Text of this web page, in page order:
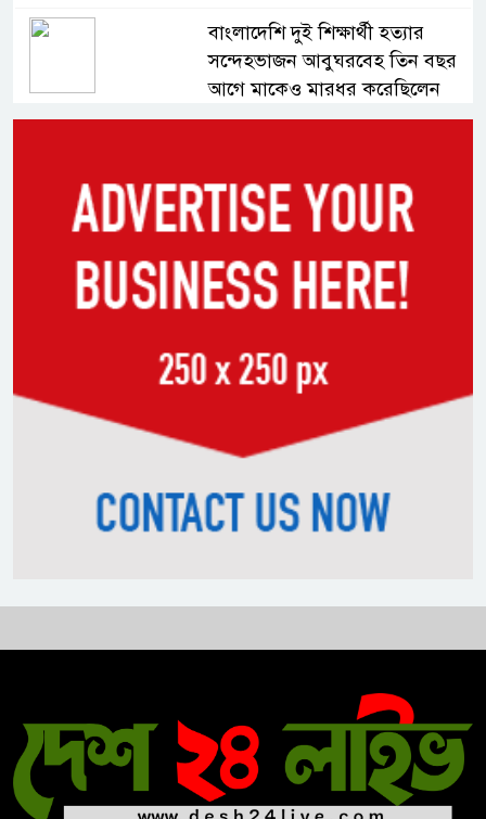
বাংলাদেশি দুই শিক্ষার্থী হত্যার
সন্দেহভাজন আবুঘরবেহ তিন বছর
আগে মাকেও মারধর করেছিলেন
দুর্জয়কেও আলোচনায় আনতে
বললেন তামিম
বিএনপির প্রতি আস্থা হারাচ্ছি:
সংসদে নাহিদ ইসলামের মন্তব্য
নিপীড়নের আশঙ্কা জানালে ভিসা নয়
ট্রাম্পকে ‘রাজার খোঁচা’ দিলেন